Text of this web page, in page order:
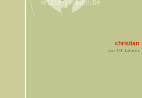
christian
vor 19 Jahren